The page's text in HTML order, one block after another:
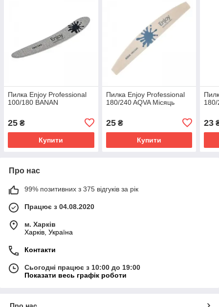
Пилка Enjoy Professional
100/180 BANAN
25 ₴
Купити
Пилка Enjoy Professional
180/240 AQVA Місяць
25₴
Купити
23
Про нас
99% позитивних з 375 відгуків за рік
Працює з 04.08.2020
м. Харків
Харків, Україна
Контакти
Сьогодні працює з 10:00 до 19:00
Показати весь графік роботи